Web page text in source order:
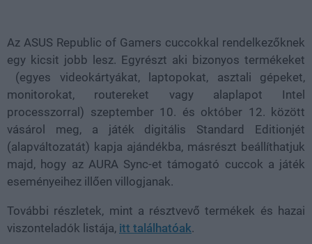
Az ASUS Republic of Gamers cuccokkal rendelkezőknek
egy kicsit jobb lesz. Egyrészt aki bizonyos termékeket
(egyes videokártyákat, laptopokat, asztali gépeket,
monitorokat, routereket vagy alaplapot Intel
processzorral) szeptember 10. és október 12. között
vásárol meg, a játék digitális Standard Editionjét
(alapváltozatát) kapja ajándékba, másrészt beállíthatjuk
majd, hogy az AURA Sync-et támogató cuccok a játék
eseményeihez illően villogjanak.
További részletek, mint a résztvevő termékek és hazai
viszonteladók listája, itt találhatóak.